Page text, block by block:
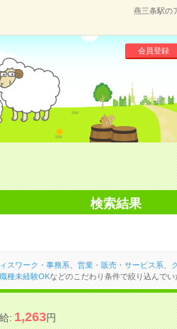
燕三条駅の
会員登録
検索結果
スワーク・事務系 営業・販売・サービス系
職種未経験OKなどのこだわり条件で絞り込んでい
:1,263円